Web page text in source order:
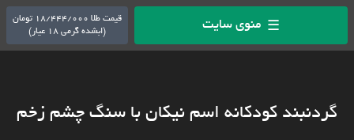
☰ منوی سایت
قیمت طلا 18/444/000 تومان
(ابشده گرمی 18 عیار)
گردنبند کودکانه اسم نیکان با سنگ چشم زخم